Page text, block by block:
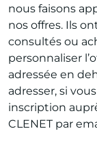
nous faisons
nos offres. Ils
consultés ou
personnaliser
adressée en
adresser, si
inscription
CLENET par